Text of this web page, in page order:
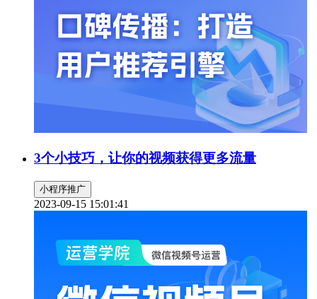
3个小技巧，让你的视频获得更多流量
小程序推广
2023-09-15 15:01:41